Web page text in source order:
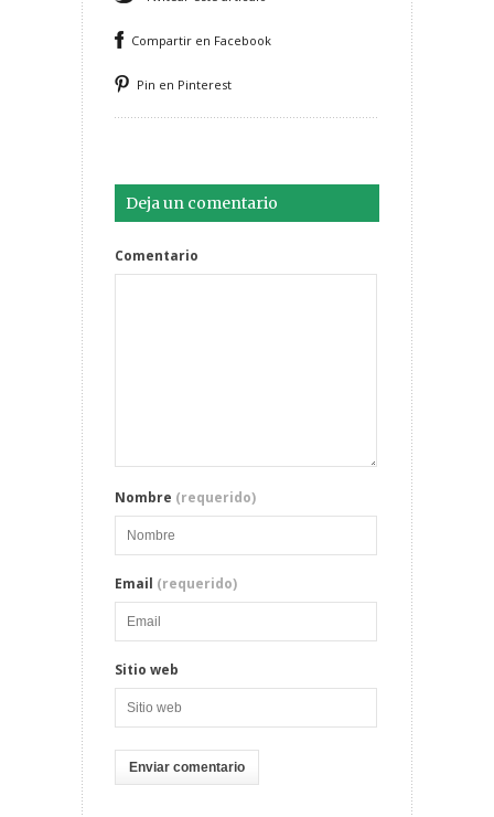
Compartir en Facebook
Pin en Pinterest
Deja un comentario
Comentario
Nombre (requerido)
Email (requerido)
Sitio web